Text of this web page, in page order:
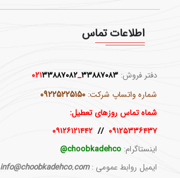
اطلاعات تماس
دفتر فروش: ۳۳۸۸۷۰۸۳_۰۲۱۳۳۸۸۷۰۸۲
شماره واتساپ شرکت: ۰۹۲۲۵۲۲۵۱۵۰
شماه تماس روزهای تعطیل:
۰۹۱۲۵۳۳۶۴۳۷ //
اینستاگرام: choobkadehco@
ایمیل روابط عمومی : info@choobkadehco.com